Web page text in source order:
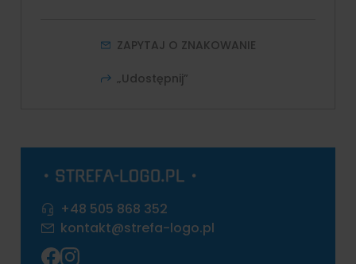
ZAPYTAJ O ZNAKOWANIE
„Udostępnij”
+48 505 868 352
kontakt@strefa-logo.pl